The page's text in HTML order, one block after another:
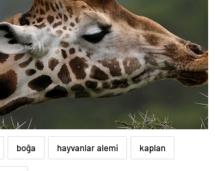
boğa hayvanlar alemi kaplan